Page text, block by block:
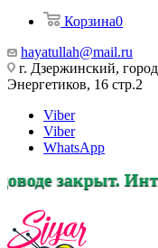
Корзина0
hayatullah@mail.ru
г. Дзержинский,
Энергетиков, 16 стр.2
Viber
Viber
WhatsApp
Интернет